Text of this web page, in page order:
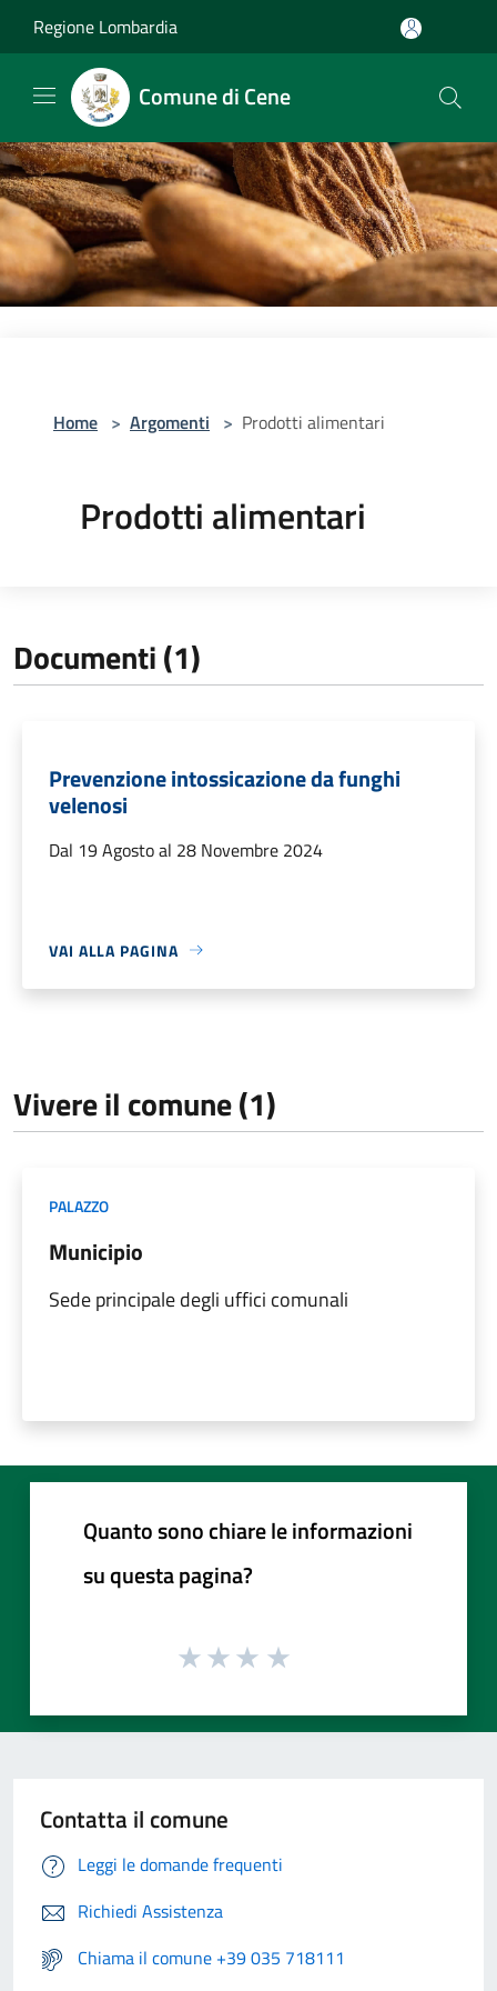
Regione Lombardia
Comune di Cene
Home > Argomenti > Prodotti alimentari
Prodotti alimentari
Documenti (1)
Prevenzione intossicazione da funghi
velenosi
Dal 19 Agosto al 28 Novembre 2024
VAI ALLA PAGINA
Vivere il comune (1)
PALAZZO
Municipio
Sede principale degli uffici comunali
Quanto sono chiare le informazioni
su questa pagina?
Contatta il comune
Leggi le domande frequenti
Richiedi Assistenza
Chiama il comune +39 035 718111